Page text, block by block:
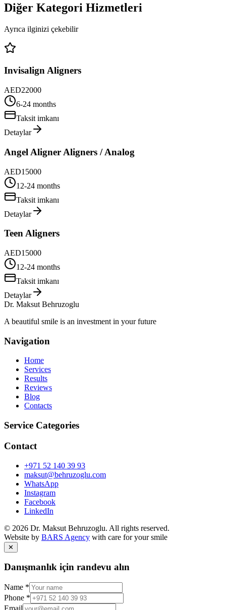
Diğer Kategori Hizmetleri
Ayrıca ilginizi çekebilir
Invisalign Aligners
AED22000
6-24 months
Taksit imkanı
Detaylar
Angel Aligner Aligners / Analog
AED15000
12-24 months
Taksit imkanı
Detaylar
Teen Aligners
AED15000
12-24 months
Taksit imkanı
Detaylar
Dr. Maksut Behruzoglu
A beautiful smile is an investment in your future
Navigation
Home
Services
Results
Reviews
Blog
Contacts
Service Categories
Contact
+971 52 140 39 93
maksut@behruzoglu.com
WhatsApp
Instagram
Facebook
LinkedIn
© 2026 Dr. Maksut Behruzoglu. All rights reserved.
Website by BARS Agency with care for your smile
✕
Danışmanlık için randevu alın
Name *
Phone *
Email